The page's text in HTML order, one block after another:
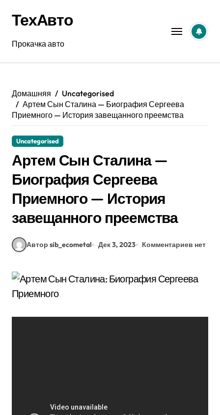
содержанию
ТехАвто
Прокачка авто
Домашняя
Uncategorised
Артем Сын Сталина — Биография Сергеева
Приемного — История завещанного преемства
Uncategorised
Артем Сын Сталина —
Биография Сергеева
Приемного — История
завещанного преемства
Автор sib_ecometal Дек 3, 2023 Комментариев нет